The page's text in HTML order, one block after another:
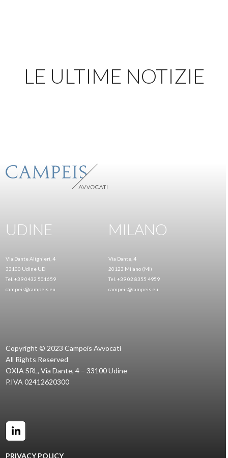
LE ULTIME NOTIZIE
UDINE
Via Dante Alighieri, 4
33100 Udine UD
Tel. +39 0432 501659
campeis@campeis.eu
MILANO
Via Dante, 4
20123 Milano (MI)
Tel. +39 02 8355 4959
campeis@campeis.eu
Copyright © 2023 Campeis Avvocati
All Rights Reserved
OXIA SRL, Via Dante, 4 – 33100 Udine
P.IVA 02412620300
LinkedIn
PRIVACY POLICY